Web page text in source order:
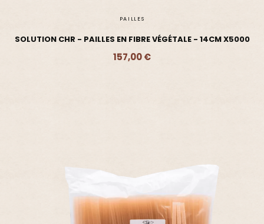
PAILLES
SOLUTION CHR - PAILLES EN FIBRE VÉGÉTALE - 14CM X5000
157,00 €
Ajouter - 157,00 €